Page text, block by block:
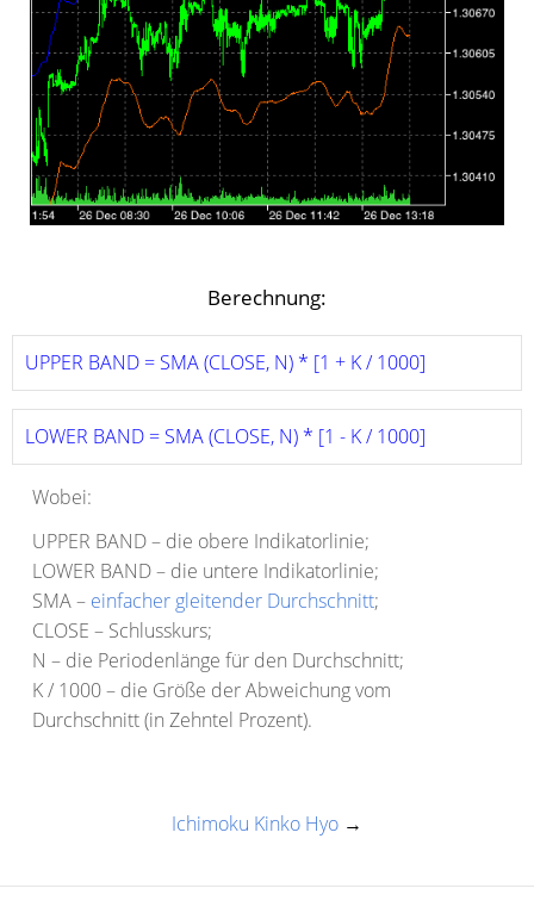
Berechnung:
UPPER BAND = SMA (CLOSE, N) * [1 + K / 1000]
LOWER BAND = SMA (CLOSE, N) * [1 - K / 1000]
Wobei:
UPPER BAND – die obere Indikatorlinie;
LOWER BAND – die untere Indikatorlinie;
SMA – einfacher gleitender Durchschnitt;
CLOSE – Schlusskurs;
N – die Periodenlänge für den Durchschnitt;
K / 1000 – die Größe der Abweichung vom
Durchschnitt (in Zehntel Prozent).
Ichimoku Kinko Hyo →